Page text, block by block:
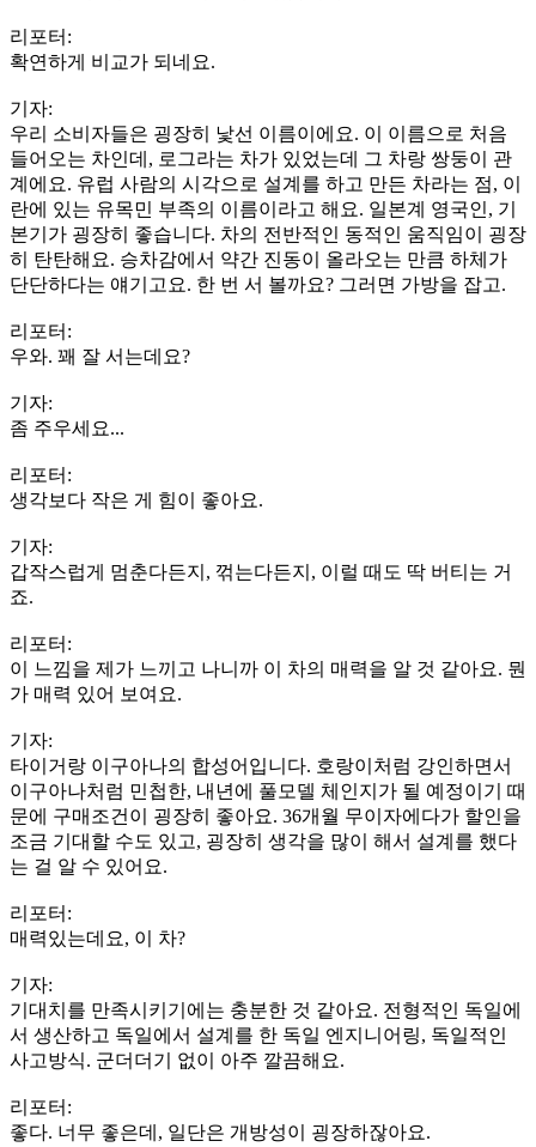
리포터:
확연하게 비교가 되네요.
기자:
우리 소비자들은 굉장히 낯선 이름이에요. 이 이름으로 처음
들어오는 차인데, 로그라는 차가 있었는데 그 차랑 쌍둥이 관
계에요. 유럽 사람의 시각으로 설계를 하고 만든 차라는 점, 이
란에 있는 유목민 부족의 이름이라고 해요. 일본계 영국인, 기
본기가 굉장히 좋습니다. 차의 전반적인 동적인 움직임이 굉장
히 탄탄해요. 승차감에서 약간 진동이 올라오는 만큼 하체가
단단하다는 얘기고요. 한 번 서 볼까요? 그러면 가방을 잡고.
리포터:
우와. 꽤 잘 서는데요?
기자:
좀 주우세요...
리포터:
생각보다 작은 게 힘이 좋아요.
기자:
갑작스럽게 멈춘다든지, 꺾는다든지, 이럴 때도 딱 버티는 거
죠.
리포터:
이 느낌을 제가 느끼고 나니까 이 차의 매력을 알 것 같아요. 뭔
가 매력 있어 보여요.
기자:
타이거랑 이구아나의 합성어입니다. 호랑이처럼 강인하면서
이구아나처럼 민첩한, 내년에 풀모델 체인지가 될 예정이기 때
문에 구매조건이 굉장히 좋아요. 36개월 무이자에다가 할인을
조금 기대할 수도 있고, 굉장히 생각을 많이 해서 설계를 했다
는 걸 알 수 있어요.
리포터:
매력있는데요, 이 차?
기자:
기대치를 만족시키기에는 충분한 것 같아요. 전형적인 독일에
서 생산하고 독일에서 설계를 한 독일 엔지니어링, 독일적인
사고방식. 군더더기 없이 아주 깔끔해요.
리포터:
좋다. 너무 좋은데, 일단은 개방성이 굉장하잖아요.